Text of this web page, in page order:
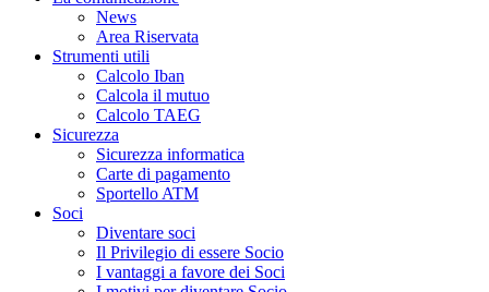
News
Area Riservata
Strumenti utili
Calcolo Iban
Calcola il mutuo
Calcolo TAEG
Sicurezza
Sicurezza informatica
Carte di pagamento
Sportello ATM
Soci
Diventare soci
Il Privilegio di essere Socio
I vantaggi a favore dei Soci